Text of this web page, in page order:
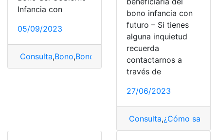
Infancia con
05/09/2023
Consulta,Bono,Bono infancia futuro,Infancia
bono infancia con
futuro – Si tienes
alguna inquietud
recuerda
contactarnos a
través de
27/06/2023
Consulta,¿Cómo saber?